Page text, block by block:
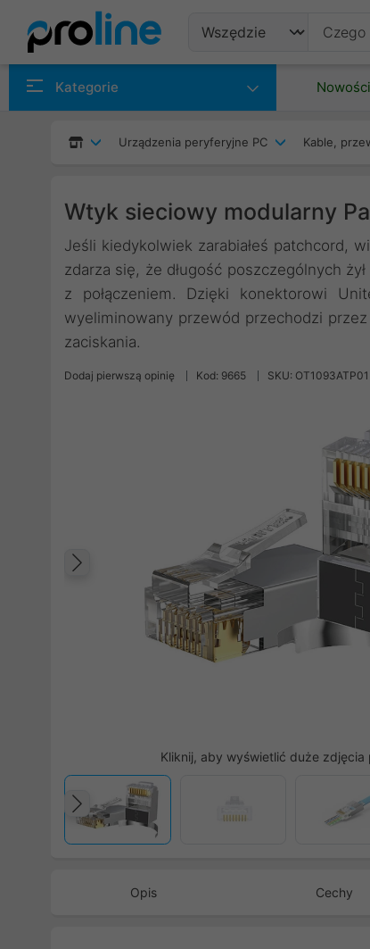
Kategorie Nowości
Urządzenia peryferyjne PC Kable,
Wtyk sieciowy modularny
Jeśli kiedykolwiek zarabiałeś patchcord,
zdarza się, że długość poszczególnych
z połączeniem. Dzięki konektorowi
wyeliminowany przewód przechodzi
zaciskania.
Dodaj pierwszą opinię Kod: 9665 SKU: OT1093ATP01
Poprzedni
Kliknij, aby wyświetlić duże zdjęcia
Poprzedni
Opis Cechy